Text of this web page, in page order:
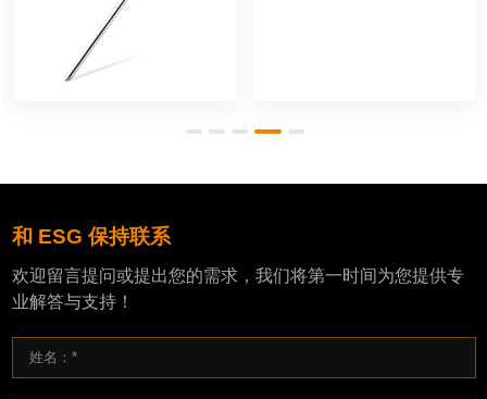
和 ESG 保持联系
欢迎留言提问或提出您的需求，我们将第一时间为您提供专
业解答与支持！